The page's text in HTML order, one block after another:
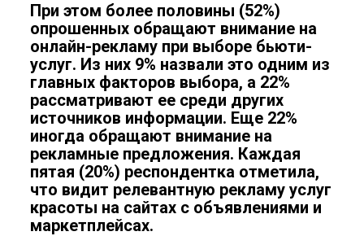
При этом более половины (52%)
опрошенных обращают внимание на
онлайн-рекламу при выборе бьюти-
услуг. Из них 9% назвали это одним из
главных факторов выбора, а 22%
рассматривают ее среди других
источников информации. Еще 22%
иногда обращают внимание на
рекламные предложения. Каждая
пятая (20%) респондентка отметила,
что видит релевантную рекламу услуг
красоты на сайтах с объявлениями и
маркетплейсах.